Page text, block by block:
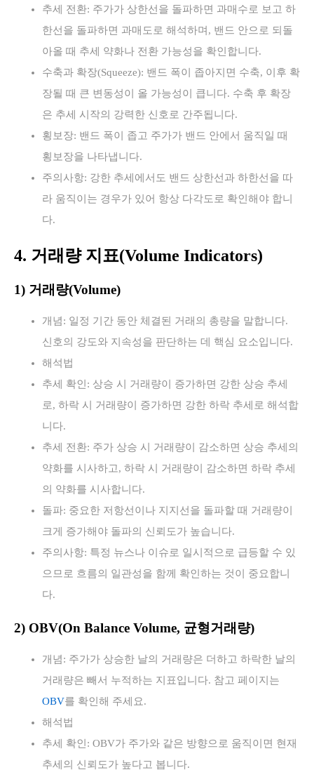
추세 전환: 주가가 상한선을 돌파하면 과매수로 보고 하
한선을 돌파하면 과매도로 해석하며, 밴드 안으로 되돌
아올 때 추세 약화나 전환 가능성을 확인합니다.
수축과 확장(Squeeze): 밴드 폭이 좁아지면 수축, 이후 확
장될 때 큰 변동성이 올 가능성이 큽니다. 수축 후 확장
은 추세 시작의 강력한 신호로 간주됩니다.
횡보장: 밴드 폭이 좁고 주가가 밴드 안에서 움직일 때
횡보장을 나타냅니다.
주의사항: 강한 추세에서도 밴드 상한선과 하한선을 따
라 움직이는 경우가 있어 항상 다각도로 확인해야 합니
다.
4. 거래량 지표(Volume Indicators)
1) 거래량(Volume)
개념: 일정 기간 동안 체결된 거래의 총량을 말합니다.
신호의 강도와 지속성을 판단하는 데 핵심 요소입니다.
해석법
추세 확인: 상승 시 거래량이 증가하면 강한 상승 추세
로, 하락 시 거래량이 증가하면 강한 하락 추세로 해석합
니다.
추세 전환: 주가 상승 시 거래량이 감소하면 상승 추세의
약화를 시사하고, 하락 시 거래량이 감소하면 하락 추세
의 약화를 시사합니다.
돌파: 중요한 저항선이나 지지선을 돌파할 때 거래량이
크게 증가해야 돌파의 신뢰도가 높습니다.
주의사항: 특정 뉴스나 이슈로 일시적으로 급등할 수 있
으므로 흐름의 일관성을 함께 확인하는 것이 중요합니
다.
2) OBV(On Balance Volume, 균형거래량)
개념: 주가가 상승한 날의 거래량은 더하고 하락한 날의
거래량은 빼서 누적하는 지표입니다. 참고 페이지는
OBV를 확인해 주세요.
해석법
추세 확인: OBV가 주가와 같은 방향으로 움직이면 현재
추세의 신뢰도가 높다고 봅니다.